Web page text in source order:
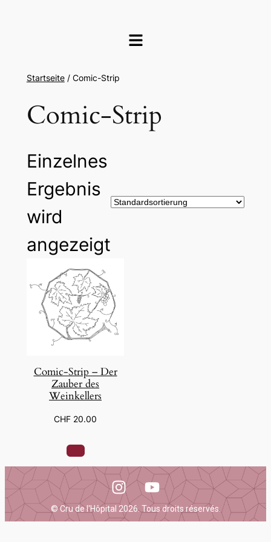
Startseite/ Comic-Strip
Comic-Strip
Einzelnes
Ergebnis
wird
angezeigt
Comic-Strip – Der
Zauber des
Weinkellers
CHF 20.00
© Cru de l'Hôpital 2026. Tous droits réservés.